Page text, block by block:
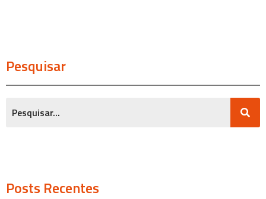
Pesquisar
Posts Recentes